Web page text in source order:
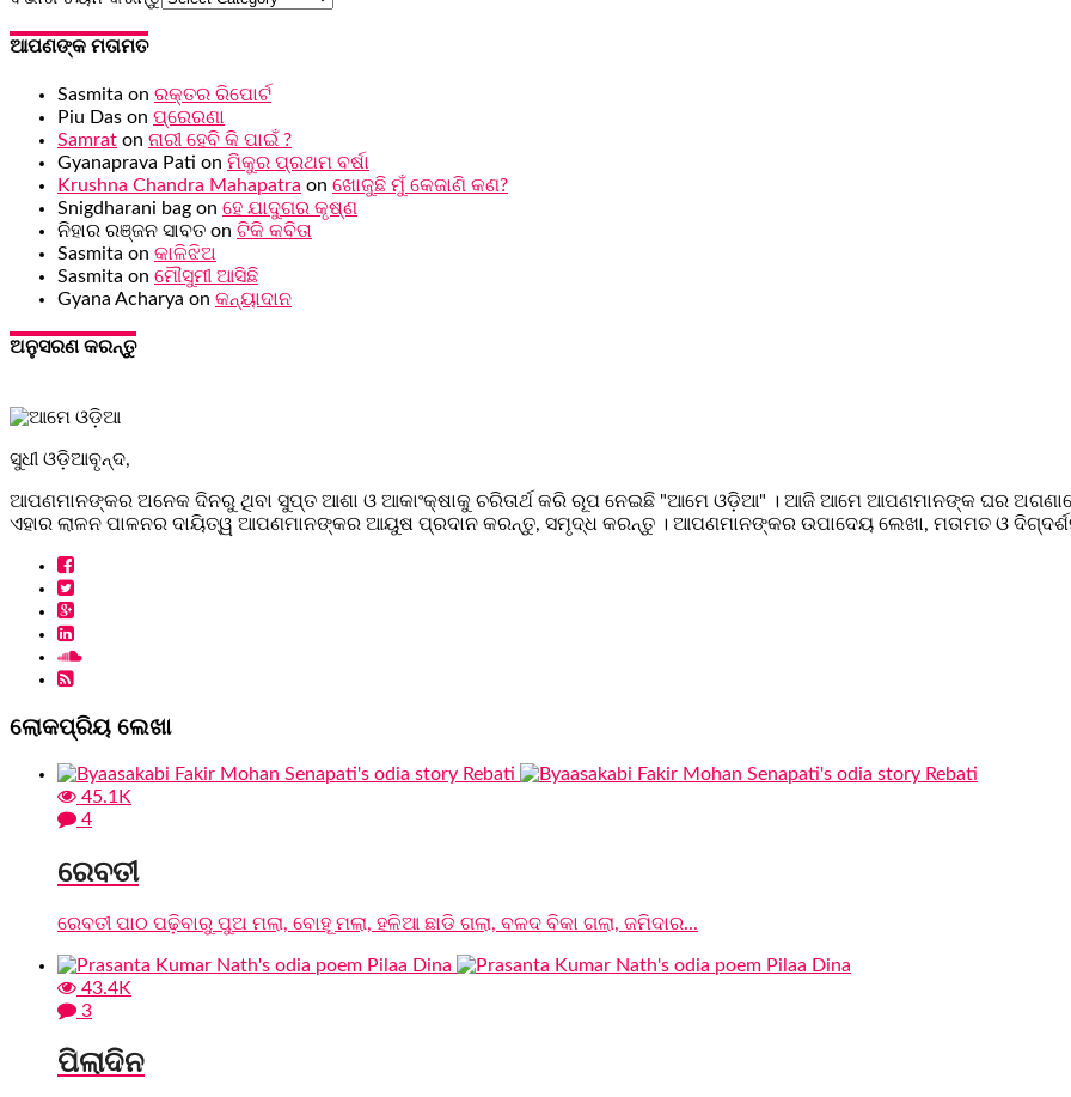
ଆପଣଙ୍କ ମତାମତ
Sasmita on ରକ୍ତର ରିପୋର୍ଟ
Piu Das on ପ୍ରେରଣା
Samrat on ନାରୀ ହେବି କି ପାଇଁ ?
Gyanaprava Pati on ମିକୁର ପ୍ରଥମ ବର୍ଷା
Krushna Chandra Mahapatra on ଖୋଜୁଛି ମୁଁ କେଜାଣି କଣ?
Snigdharani bag on ହେ ଯାଦୁଗର କୃଷ୍ଣ
ନିହାର ରଞ୍ଜନ ସାବତ on ଟିକି କବିତା
Sasmita on କାଳିଝିଅ
Sasmita on ମୌସୁମୀ ଆସିଛି
Gyana Acharya on କନ୍ୟାଦାନ
ଅନୁସରଣ କରନ୍ତୁ
ସୁଧୀ ଓଡ଼ିଆବୃନ୍ଦ,
ଆପଣମାନଙ୍କର ଅନେକ ଦିନରୁ ଥିବା ସୁପ୍ତ ଆଶା ଓ ଆକାଂକ୍ଷାକୁ ଚରିତାର୍ଥ କରି ରୂପ ନେଇଛି "ଆମେ ଓଡ଼ିଆ" । ଆଜି ଆମେ ଆପଣମାନଙ୍କ ଘର
ଏହାର ଲାଳନ ପାଳନର ଦାୟିତ୍ୱ ଆପଣମାନଙ୍କର ଆୟୁଷ ପ୍ରଦାନ କରନ୍ତୁ, ସମୃଦ୍ଧ କରନ୍ତୁ । ଆପଣମାନଙ୍କର ଉପାଦେୟ ଲେଖା, ମତାମତ ଓ
ଲୋକପ୍ରିୟ ଲେଖା
45.1K
4
ରେବତୀ
ରେବତୀ ପାଠ ପଢ଼ିବାରୁ ପୁଅ ମଲା, ବୋହୂ ମଲା, ହଳିଆ ଛାଡି ଗଲା, ବଳଦ ବିକା ଗଲା, ଜମିଦାର...
43.4K
3
ପିଲାଦିନ